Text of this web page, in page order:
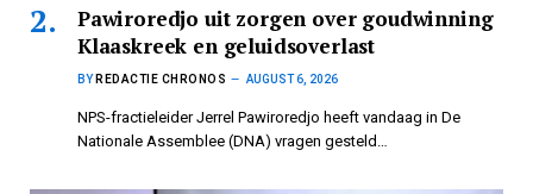
Pawiroredjo uit zorgen over goudwinning
Klaaskreek en geluidsoverlast
BY REDACTIE CHRONOS AUGUST 6, 2026
NPS-fractieleider Jerrel Pawiroredjo heeft vandaag in De
Nationale Assemblee (DNA) vragen gesteld…